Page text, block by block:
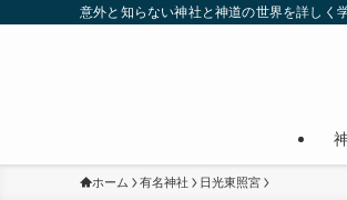
意外と知らない神社と神道の世界を詳しく
ホーム 有名神社 日光東照宮